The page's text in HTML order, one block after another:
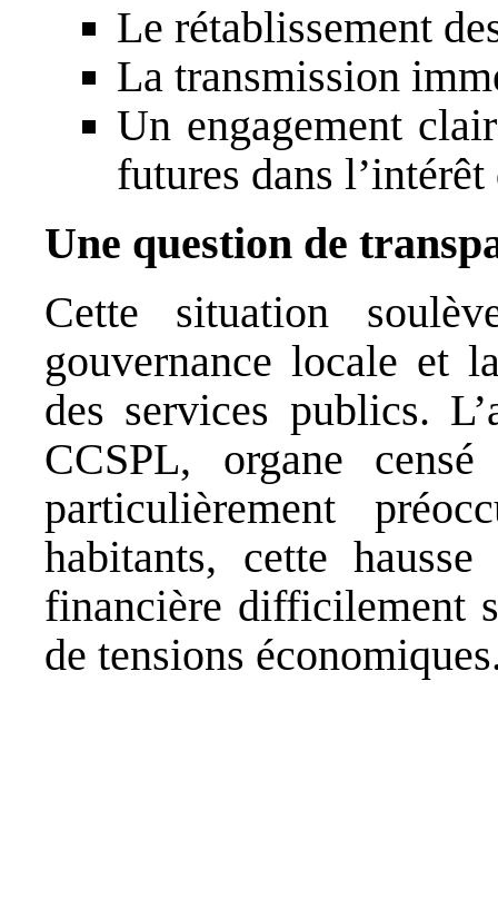
Le rétablissement
La transmission
Un engagement
futures dans l’intérêt
Une question de
Cette situation
gouvernance locale et
des services publics.
CCSPL, organe
particulièrement
habitants, cette
financière difficilement
de tensions